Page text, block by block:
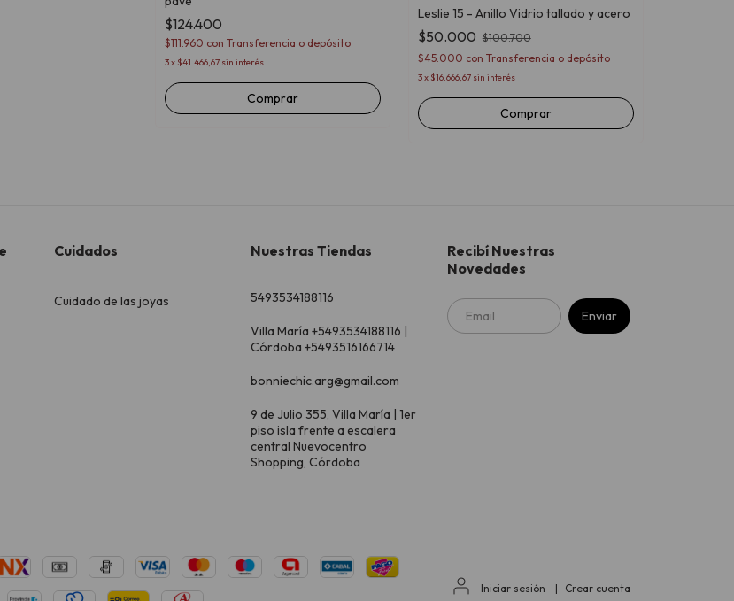
$124.400
$111.960 con Transferencia o depósito
3x $41.466,67 sin interés
Comprar
Leslie 15 - Anillo Vidrio tallado y acero
$50.000 $100.700
$45.000 con Transferencia o depósito
3x $16.666,67 sin interés
Comprar
Cuidados
Cuidado de las joyas
Nuestras Tiendas
5493534188116
Villa María +5493534188116 |
Córdoba +5493516166714
bonniechic.arg@gmail.com
9 de Julio 355, Villa María | 1er
piso isla frente a escalera
central Nuevocentro
Shopping, Córdoba
Recibí Nuestras
Novedades
Iniciar sesión | Crear cuenta